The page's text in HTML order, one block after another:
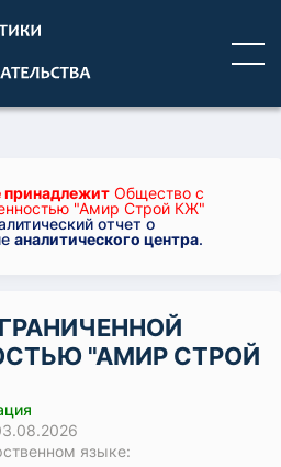
принадлежит Общество с
"Амир Строй КЖ"
отчет о
аналитического центра.
"АМИР СТРОЙ
языке: